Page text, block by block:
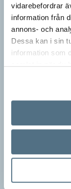
vidarebefordrar
information från
annons- och
Dessa kan i sin
information som
samlat in när du
stor del i att detta